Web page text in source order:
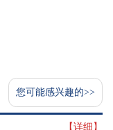
您可能感兴趣的>>
【详细】